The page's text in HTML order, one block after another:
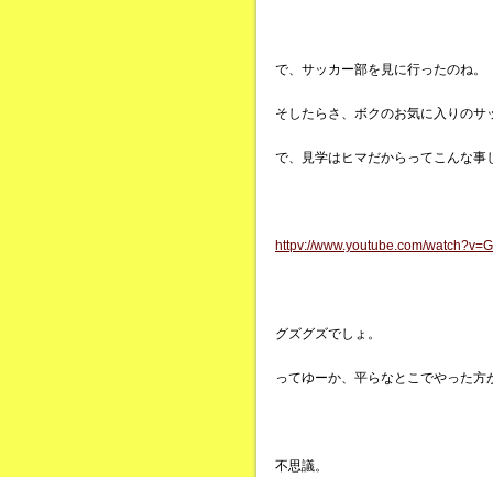
で、サッカー部を見に行ったのね。
そしたらさ、ボクのお気に入りの
で、見学はヒマだからってこんな事
httpv://www.youtube.com/
グズグズでしょ。
ってゆーか、平らなとこでやった方
不思議。